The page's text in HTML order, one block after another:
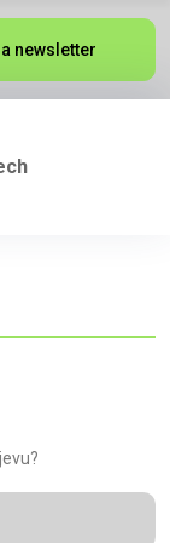
newsletter